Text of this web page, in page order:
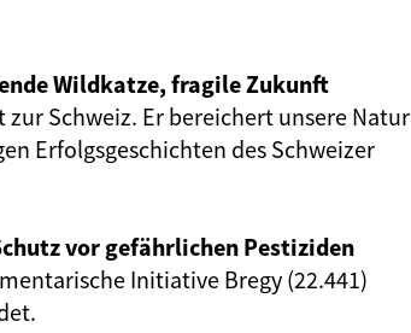
Wildkatze, fragile Zukunft
zur Schweiz. Er bereichert unsere Natur
Erfolgsgeschichten des Schweizer
vor gefährlichen Pestiziden
Initiative Bregy (22.441)